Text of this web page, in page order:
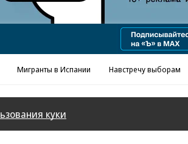
Мигранты в Испании Навстречу выборам
куки